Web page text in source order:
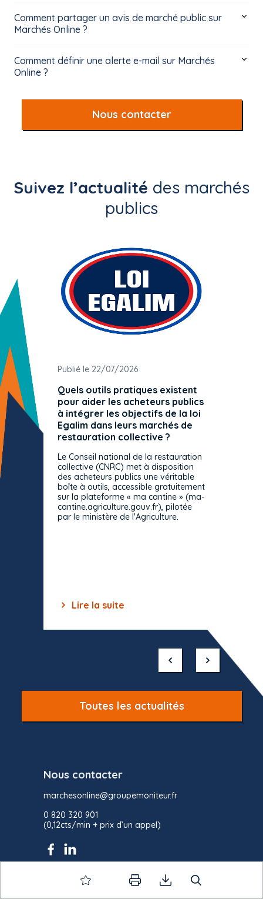
Comment partager un avis de marché public sur
Marchés Online ?
Comment définir une alerte e-mail sur Marchés
Online ?
Nous contacter
Suivez l’actualité des marchés
publics
Publié le 22/07/2026
Quels outils pratiques existent
pour aider les acheteurs publics
à intégrer les objectifs de la loi
Egalim dans leurs marchés de
restauration collective ?
Le Conseil national de la restauration
collective (CNRC) met à disposition
des acheteurs publics une véritable
boîte à outils, accessible gratuitement
sur la plateforme « ma cantine » (ma-
cantine.agriculture.gouv.fr), pilotée
par le ministère de l'Agriculture.
Lire la suite
Toutes les actualités
Nous contacter
marchesonline@groupemoniteur.fr
0 820 320 901
(0,12cts/min + prix d’un appel)